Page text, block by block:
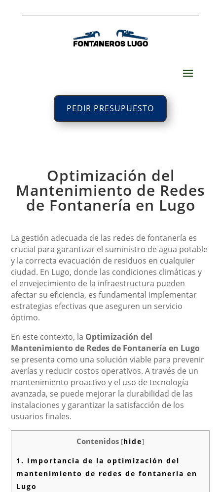
PEDIR PRESUPUESTO
Optimización del
Mantenimiento de Redes
de Fontanería en Lugo
La gestión adecuada de las redes de fontanería es
crucial para garantizar el suministro de agua potable
y la correcta evacuación de residuos en cualquier
ciudad. En Lugo, donde las condiciones climáticas y
el envejecimiento de la infraestructura pueden
afectar su eficiencia, es fundamental implementar
estrategias efectivas que aseguren un servicio
óptimo.
En este contexto, la Optimización del
Mantenimiento de Redes de Fontanería en Lugo
se presenta como una solución viable para prevenir
averías y reducir costos operativos. A través de un
mantenimiento proactivo y el uso de tecnología
avanzada, se puede mejorar la durabilidad de las
instalaciones y garantizar la satisfacción de los
usuarios finales.
Contenidos [hide]
1. Importancia de la optimización del
mantenimiento de redes de fontanería en
Lugo